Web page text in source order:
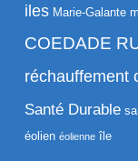
iles Marie-Galante
COEDADE
réchauffement
Santé Durable
éolien éolienne île